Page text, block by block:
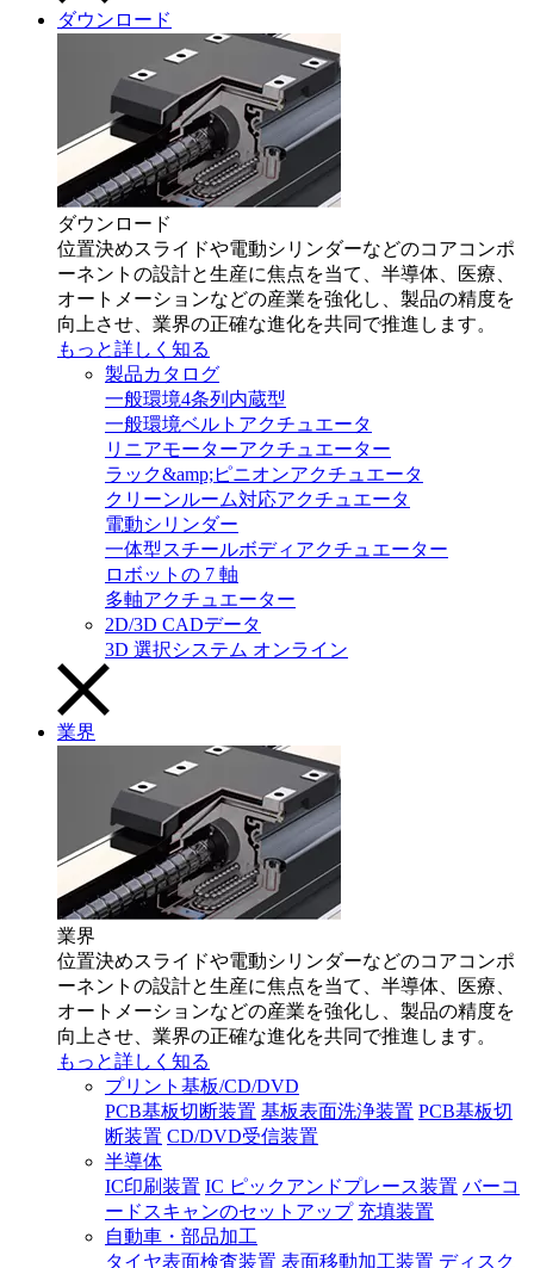
ダウンロード
ダウンロード
位置決めスライドや電動シリンダーなどのコアコンポ
ーネントの設計と生産に焦点を当て、半導体、医療、
オートメーションなどの産業を強化し、製品の精度を
向上させ、業界の正確な進化を共同で推進します。
もっと詳しく知る
製品カタログ
一般環境4条列内蔵型
一般環境ベルトアクチュエータ
リニアモーターアクチュエーター
ラック&amp;ピニオンアクチュエータ
クリーンルーム対応アクチュエータ
電動シリンダー
一体型スチールボディアクチュエーター
ロボットの 7 軸
多軸アクチュエーター
2D/3D CADデータ
3D 選択システム オンライン
業界
業界
位置決めスライドや電動シリンダーなどのコアコンポ
ーネントの設計と生産に焦点を当て、半導体、医療、
オートメーションなどの産業を強化し、製品の精度を
向上させ、業界の正確な進化を共同で推進します。
もっと詳しく知る
プリント基板/CD/DVD
PCB基板切断装置 基板表面洗浄装置 PCB基板切
断装置 CD/DVD受信装置
半導体
IC印刷装置 IC ピックアンドプレース装置 バーコ
ードスキャンのセットアップ 充填装置
自動車・部品加工
タイヤ表面検査装置 表面移動加工装置 ディスク